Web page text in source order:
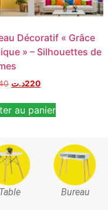
Décoratif « Grâce
» – Silhouettes de
220د.ت
au panier
Table Bureau